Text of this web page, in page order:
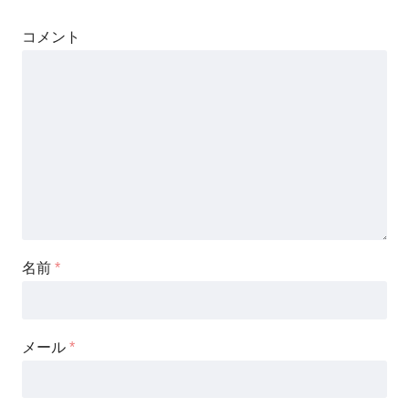
コメント
名前 *
メール *